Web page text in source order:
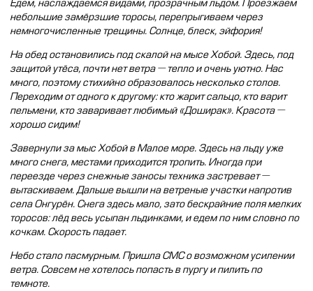
Едем, наслаждаемся видами, прозрачным льдом. Проезжаем
небольшие замёрзшие торосы, перепрыгиваем через
немногочисленные трещины. Солнце, блеск, эйфория!
На обед остановились под скалой на мысе Хобой. Здесь, под
защитой утёса, почти нет ветра — тепло и очень уютно. Нас
много, поэтому стихийно образовалось несколько столов.
Переходим от одного к другому: кто жарит сальцо, кто варит
пельмени, кто заваривает любимый «Доширак». Красота —
хорошо сидим!
Завернули за мыс Хобой в Малое море. Здесь на льду уже
много снега, местами приходится тропить. Иногда при
переезде через снежные заносы техника застревает —
вытаскиваем. Дальше вышли на ветреные участки напротив
села Онгурён. Снега здесь мало, зато бескрайние поля мелких
торосов: лёд весь усыпан льдинками, и едем по ним словно по
кочкам. Скорость падает.
Небо стало пасмурным. Пришла СМС о возможном усилении
ветра. Совсем не хотелось попасть в пургу и пилить по
темноте.